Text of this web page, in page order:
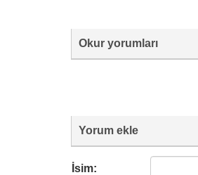
Okur yorumları
Yorum ekle
İsim: